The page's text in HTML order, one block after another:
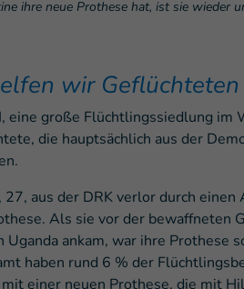
ihre neue Prothese hat, ist sie wieder
wir
eine große Flüchtlingssiedlung
die hauptsächlich aus der
27, aus der DRK verlor durch
Als sie vor der bewaffneten
Uganda ankam, war ihre Prothese
haben rund 6 % der
mit einer neuen Prothese, die mit